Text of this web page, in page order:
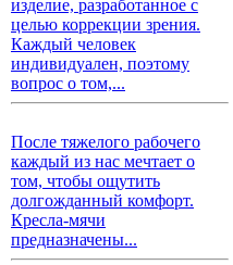
изделие, разработанное с
целью коррекции зрения.
Каждый человек
индивидуален, поэтому
вопрос о том,...
После тяжелого рабочего
каждый из нас мечтает о
том, чтобы ощутить
долгожданный комфорт.
Кресла-мячи
предназначены...